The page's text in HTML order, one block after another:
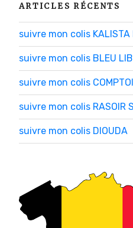
ARTICLES RÉCENTS
suivre mon colis KALISTA
suivre mon colis BLEU
suivre mon colis
suivre mon colis RASOIR
suivre mon colis DIOUDA